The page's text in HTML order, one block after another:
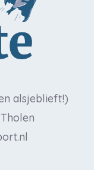
alsjeblieft!)